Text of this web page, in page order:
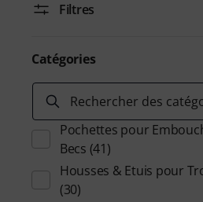
Filtres
Catégories
Rechercher des
Pochettes pour
Becs (41)
Housses & Etuis pour
(30)